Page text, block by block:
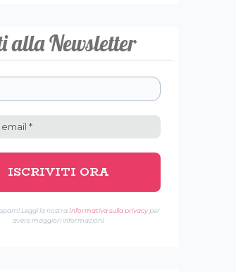
alla Newsletter
Leggi la nostraInformativa sulla privacyper
avere maggiori informazioni.